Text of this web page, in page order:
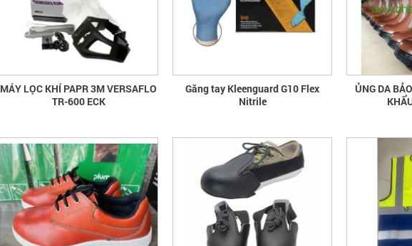
MÁY LỌC KHÍ PAPR 3M VERSAFLO
TR-600 ECK
Găng tay Kleenguard G10 Flex
Nitrile
ỦNG DA